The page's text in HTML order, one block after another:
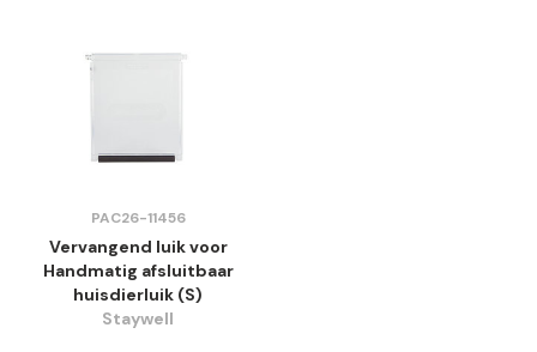
PAC26-11456
Vervangend luik voor
Handmatig afsluitbaar
huisdierluik (S)
Staywell